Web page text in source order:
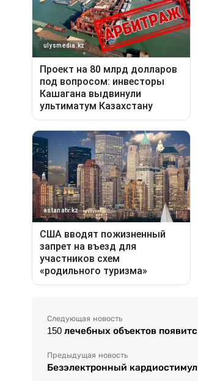
Следующая новость
150 лечебных объектов
Предыдущая новость
Безэлектронный